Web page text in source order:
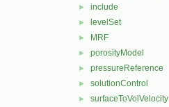
► include
► levelSet
► MRF
► porosityModel
► pressureReference
► solutionControl
► surfaceToVolVelocity